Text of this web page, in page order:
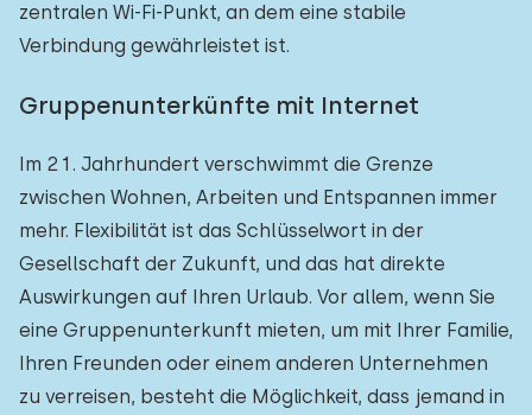
zentralen Wi-Fi-Punkt, an dem eine stabile
Verbindung gewährleistet ist.
Gruppenunterkünfte mit Internet
Im 21. Jahrhundert verschwimmt die Grenze
zwischen Wohnen, Arbeiten und Entspannen immer
mehr. Flexibilität ist das Schlüsselwort in der
Gesellschaft der Zukunft, und das hat direkte
Auswirkungen auf Ihren Urlaub. Vor allem, wenn Sie
eine Gruppenunterkunft mieten, um mit Ihrer Familie,
Ihren Freunden oder einem anderen Unternehmen
zu verreisen, besteht die Möglichkeit, dass jemand in